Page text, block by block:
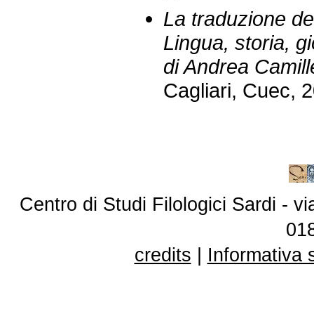
La traduzione
Lingua, storia,
di Andrea
Cagliari, Cuec,
Centro di Studi Filologici Sardi -
credits
Informativa